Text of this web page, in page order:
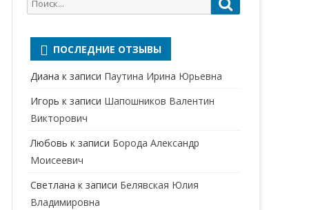
АНЕСТЕЗИОЛОГ-
БАКТЕРИОЛОГ
ВЕРТЕБРОЛОГ
ГАСТРОЭНТЕРОЛОГ
ГИНЕКОЛОГ
ГОМЕОПАТ
для:
ПОСЛЕДНИЕ ОТЗЫВЫ
Диана к записи Паутина Ирина Юрьевна
Игорь к записи Шапошников Валентин
Викторович
Любовь к записи Борода Александр
Моисеевич
Светлана к записи Белявская Юлия
Владимировна